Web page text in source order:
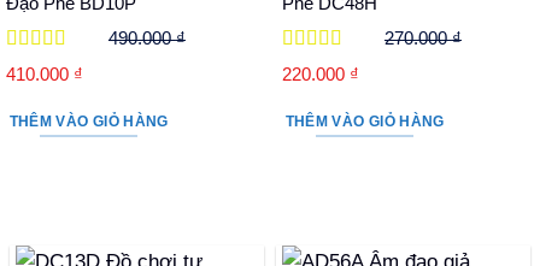
Được xếp
hạng55 sao
490.000₫
Giá
là:
410.000 ₫
tại
THÊM VÀO GIỎ HÀNG
Được xếp
hạng55 sao
270.000₫
Giá
là:
220.000 ₫
tại
THÊM VÀO GIỎ HÀNG